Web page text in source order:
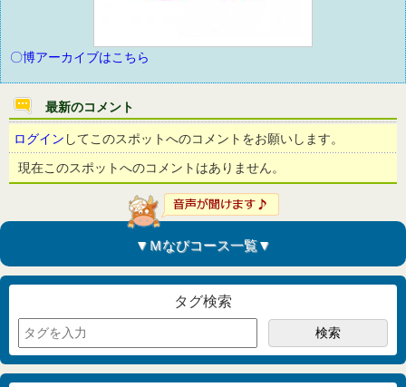
〇博アーカイブはこちら
最新のコメント
ログイン してこのスポットへのコメントをお願いします。
現在このスポットへのコメントはありません。
▼Ｍなびコース一覧▼
タグ検索